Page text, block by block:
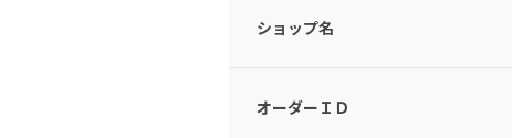
ショップ名
オーダーＩＤ